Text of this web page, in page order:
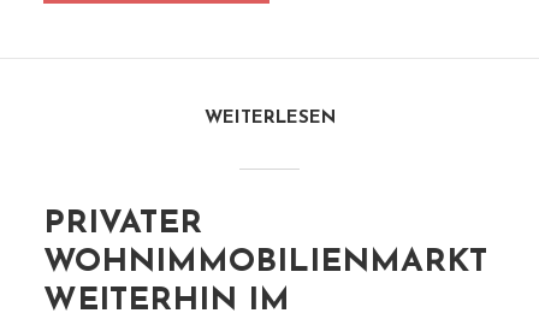
WEITERLESEN
PRIVATER
WOHNIMMOBILIENMARKT
WEITERHIN IM